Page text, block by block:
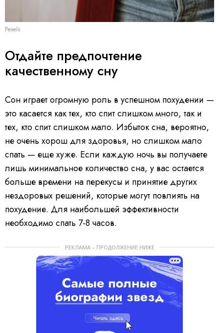
Pexels
Отдайте предпочтение
качественному сну
Сон играет огромную роль в успешном похудении —
это касается как тех, кто спит слишком много, так и
тех, кто спит слишком мало. Избыток сна, вероятно,
не очень хорош для здоровья, но слишком мало
спать — еще хуже. Если каждую ночь вы получаете
лишь минимальное количество сна, у вас остается
больше времени на перекусы и принятие других
нездоровых решений, которые могут повлиять на
похудение. Для наибольшей эффективности
необходимо спать 7-8 часов.
РЕКЛАМА – ПРОДОЛЖЕНИЕ НИЖЕ